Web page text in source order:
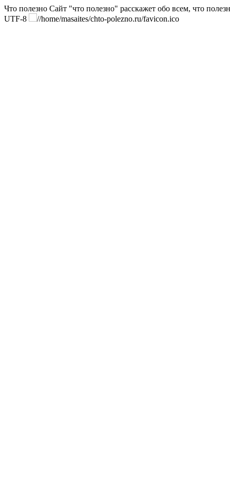
Что полезно Сайт "что полезно" расскажет обо всем, что
UTF-8
//home/masaites/chto-polezno.ru/favicon.ico